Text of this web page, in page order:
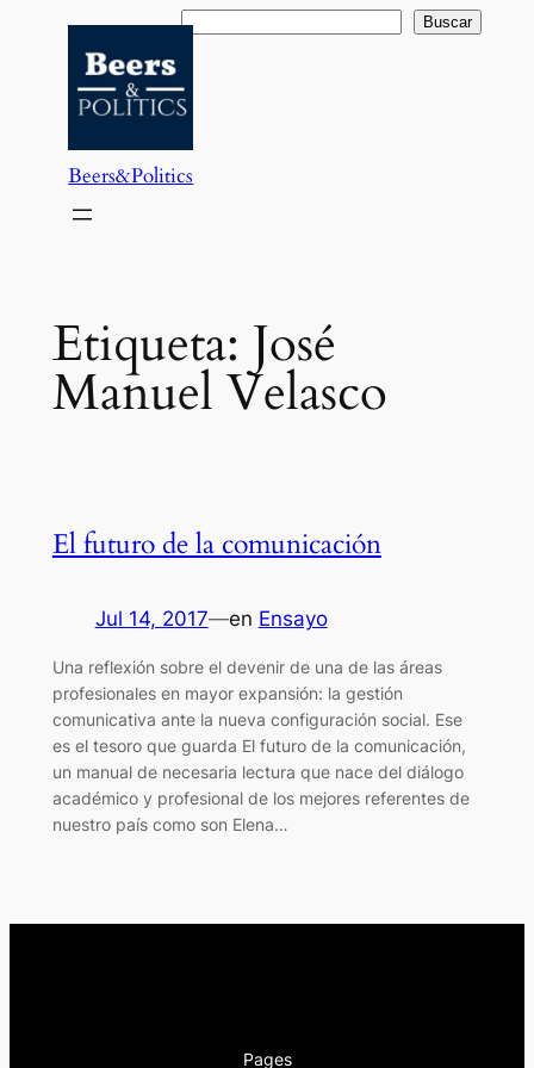
contenido
Buscar Buscar
Beers&Politics
Etiqueta: José
Manuel Velasco
El futuro de la comunicación
Jul 14, 2017—en Ensayo
Una reflexión sobre el devenir de una de las áreas
profesionales en mayor expansión: la gestión
comunicativa ante la nueva configuración social. Ese
es el tesoro que guarda El futuro de la comunicación,
un manual de necesaria lectura que nace del diálogo
académico y profesional de los mejores referentes de
nuestro país como son Elena…
Pages